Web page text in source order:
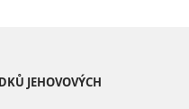
JEHOVOVÝCH